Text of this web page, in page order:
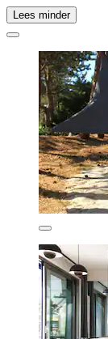
Lees minder